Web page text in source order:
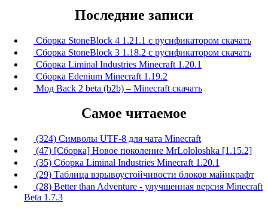
Последние записи
Сборка StoneBlock 4 1.21.1 с русификатором скачать
Сборка StoneBlock 3 1.18.2 с русификатором скачать
Сборка Liminal Industries Minecraft 1.20.1
Сборка Edenium Minecraft 1.19.2
Мод Back 2 beta (b2b) – Minecraft скачать
Самое читаемое
(324) Символы UTF-8 для чата Minecraft
(47) [Сборка] Новое поколение MrLololoshka [1.15.2]
(35) Сборка Liminal Industries Minecraft 1.20.1
(29) Таблица взрывоустойчивости блоков майнкрафт
(28) Better than Adventure - улучшенная версия Minecraft
Beta 1.7.3